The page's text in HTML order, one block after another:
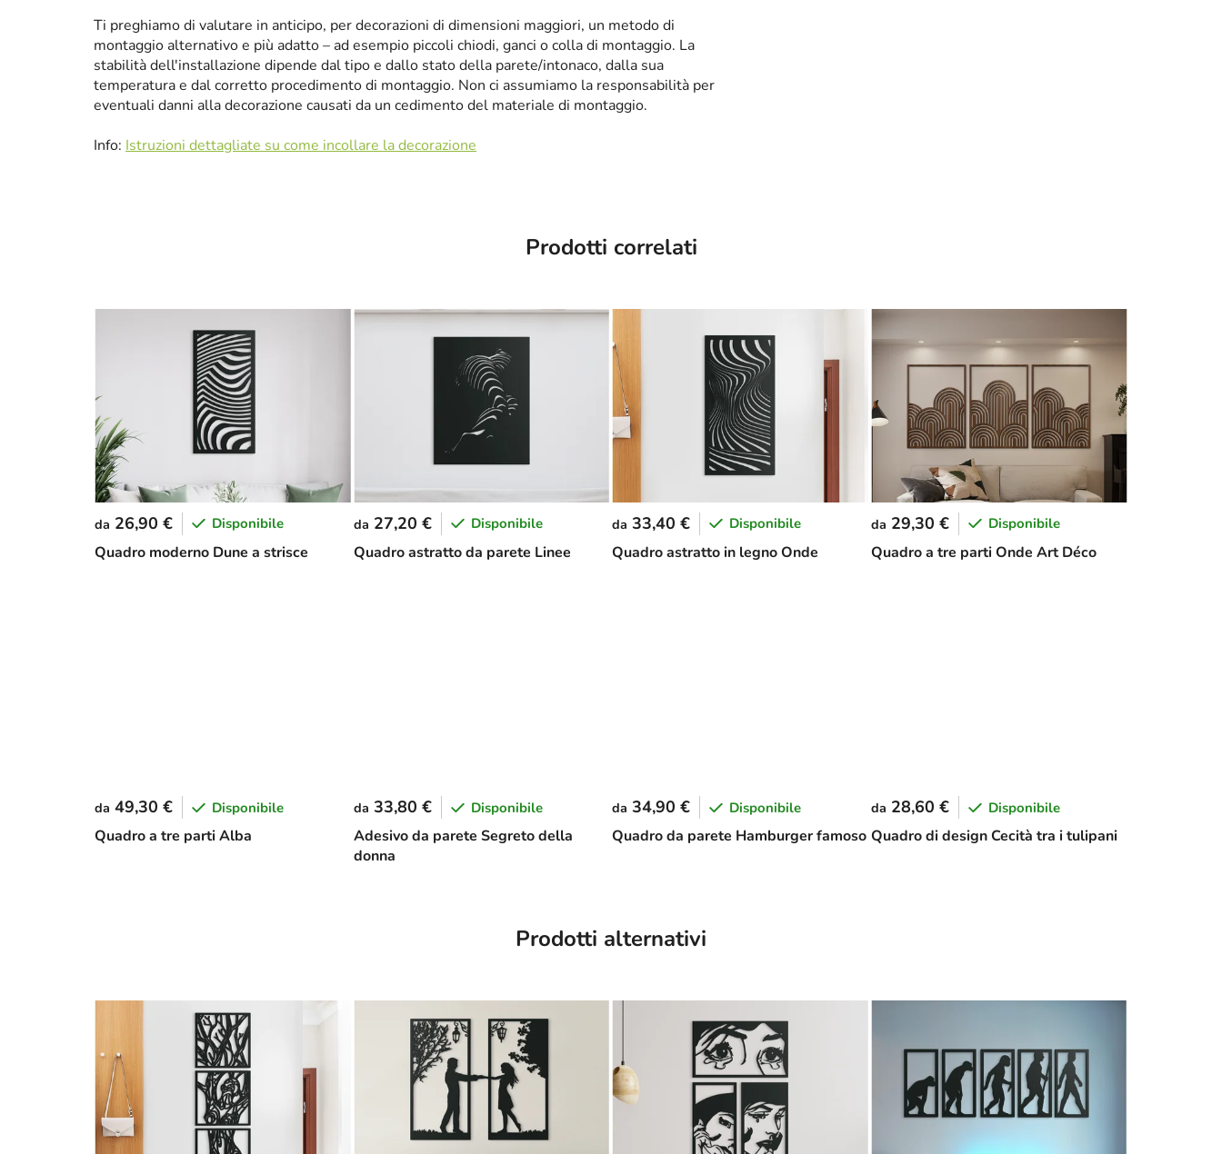
Ti preghiamo di valutare in anticipo, per decorazioni di dimensioni maggiori, un metodo di
montaggio alternativo e più adatto – ad esempio piccoli chiodi, ganci o colla di montaggio. La
stabilità dell'installazione dipende dal tipo e dallo stato della parete/intonaco, dalla sua
temperatura e dal corretto procedimento di montaggio. Non ci assumiamo la responsabilità per
eventuali danni alla decorazione causati da un cedimento del materiale di montaggio.
Info: Istruzioni dettagliate su come incollare la decorazione
Prodotti correlati
Quadro moderno Dune a strisce
da 26,90 € Disponibile
Quadro astratto da parete Linee
da 27,20 € Disponibile
Quadro astratto in legno Onde
da 33,40 € Disponibile
Quadro a tre parti Onde Art Déco
da 29,30 € Disponibile
Quadro a tre parti Alba
da 49,30 € Disponibile
Adesivo da parete Segreto della
donna
da 33,80 € Disponibile
Quadro da parete Hamburger famoso
da 34,90 € Disponibile
Quadro di design Cecità tra i tulipani
da 28,60 € Disponibile
Prodotti alternativi